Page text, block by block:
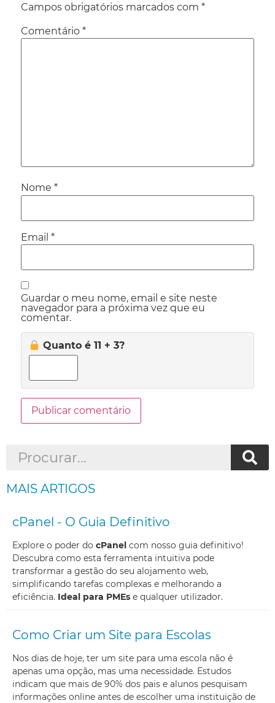
Campos obrigatórios marcados com *
Comentário *
Nome *
Email *
Guardar o meu nome, email e site neste
navegador para a próxima vez que eu
comentar.
Quanto é 11 + 3?
MAIS ARTIGOS
cPanel - O Guia Definitivo
Explore o poder do cPanel com nosso guia definitivo!
Descubra como esta ferramenta intuitiva pode
transformar a gestão do seu alojamento web,
simplificando tarefas complexas e melhorando a
eficiência. Ideal para PMEs e qualquer utilizador.
Como Criar um Site para Escolas
Nos dias de hoje, ter um site para uma escola não é
apenas uma opção, mas uma necessidade. Estudos
indicam que mais de 90% dos pais e alunos pesquisam
informações online antes de escolher uma instituição de